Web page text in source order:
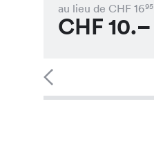
au lieu de CHF 1695
CHF 10.–